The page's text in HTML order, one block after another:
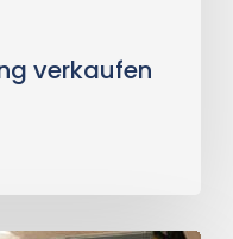
verkaufen